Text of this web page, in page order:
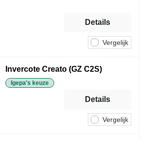
Vergelijk
Details
Invercote Creato (GZ C2S)
Igepa's keuze
Vergelijk
Details